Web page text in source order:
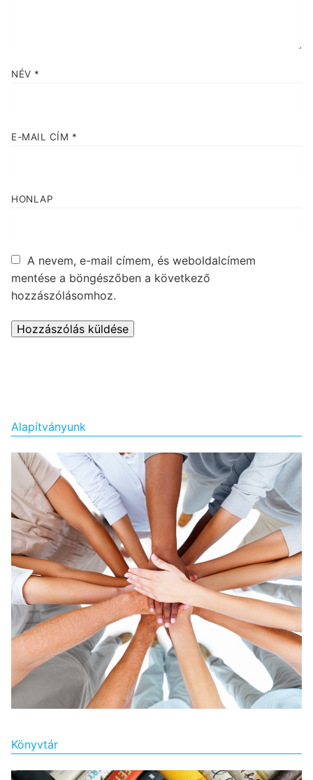
NÉV *
E-MAIL CÍM *
HONLAP
A nevem, e-mail címem, és weboldalcímem
mentése a böngészőben a következő
hozzászólásomhoz.
Alapítványunk
Könyvtár